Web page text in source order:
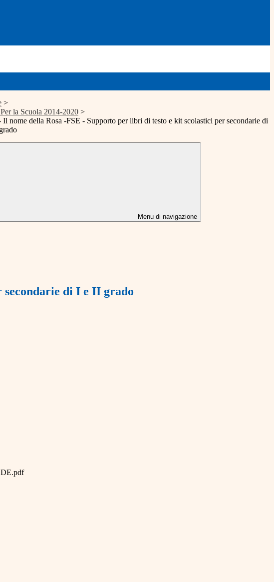
>
la Scuola 2014-2020 >
Il nome della Rosa -FSE - Supporto per libri di testo e kit scolastici per secondarie di
Menu di navigazione
di I e II grado